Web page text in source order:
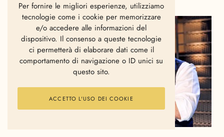
Per fornire le migliori esperienze, utilizziamo
tecnologie come i cookie per memorizzare
e/o accedere alle informazioni del
dispositivo. Il consenso a queste tecnologie
ci permetterà di elaborare dati come il
comportamento di navigazione o ID unici su
questo sito.
ACCETTO L'USO DEI COOKIE